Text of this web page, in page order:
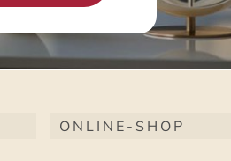
ONLINE-SHOP